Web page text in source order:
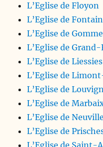
L’Eglise de Floyon
L’Eglise de
L’Eglise de
L’Eglise de
L’Eglise de Liessies
L’Eglise de
L’Eglise de
L’Eglise de
L’Eglise de
L’Eglise de